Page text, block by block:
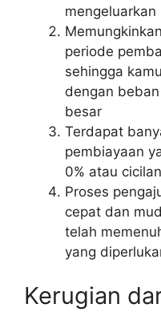
periode
sehingga
dengan
besar
Terdapat
pembiayaan
0% atau
Proses
cepat dan
telah
yang
Kerugian